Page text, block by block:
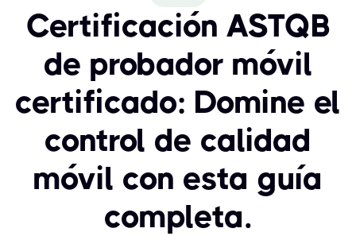
Certificación ASTQB
de probador móvil
certificado: Domine el
control de calidad
móvil con esta guía
completa.